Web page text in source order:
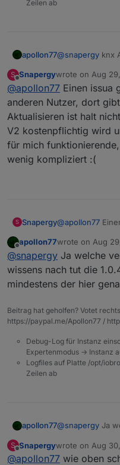
Zeilen ab
apollon77@snapergy knx
S
Offline
Snapergywrote on Aug
last edited by
@apollon77 Einen issua
anderen Nutzer, dort
Aktualisieren ist halt
V2 kostenpflichtig wird
für mich
wenig kompliziert :(
S Snapergy@apollon77
response.
der adapter ab
von V1.X keine,
existiert. Also
apollon77wrote on Aug
last edited by
@snapergy Ja welche
wissens nach tut die
mindestens der hier
Beitrag hat geholfen? Votet
https://paypal.me/Apollon77 /
Debug-Log für Instanz
Expertenmodus -> Instanz
Logfiles auf Platte /opt/
Zeilen ab
apollon77@snapergy Ja
mindestens der
...
S
Offline
Snapergywrote on Aug
last edited by
@apollon77 wie oben